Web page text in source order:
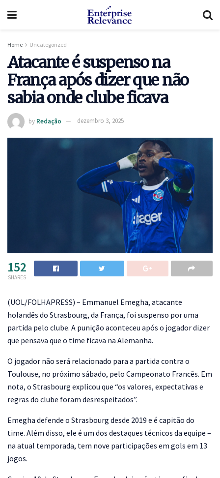
Home Uncategorized
Atacante é suspenso na
França após dizer que não
sabia onde clube ficava
by Redação dezembro 3, 2025
152
SHARES
(UOL/FOLHAPRESS) – Emmanuel Emegha, atacante
holandês do Strasbourg, da França, foi suspenso por uma
partida pelo clube. A punição aconteceu após o jogador dizer
que pensava que o time ficava na Alemanha.
O jogador não será relacionado para a partida contra o
Toulouse, no próximo sábado, pelo Campeonato Francês. Em
nota, o Strasbourg explicou que “os valores, expectativas e
regras do clube foram desrespeitados”.
Emegha defende o Strasbourg desde 2019 e é capitão do
time. Além disso, ele é um dos destaques técnicos da equipe –
na atual temporada, tem nove participações em gols em 13
jogos.